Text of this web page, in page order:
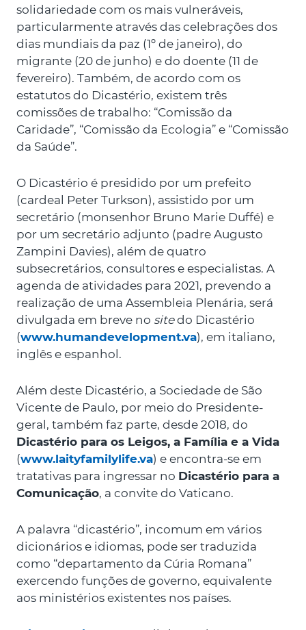
solidariedade com os mais vulneráveis,
particularmente através das celebrações dos
dias mundiais da paz (1º de janeiro), do
migrante (20 de junho) e do doente (11 de
fevereiro). Também, de acordo com os
estatutos do Dicastério, existem três
comissões de trabalho: “Comissão da
Caridade”, “Comissão da Ecologia” e “Comissão
da Saúde”.
O Dicastério é presidido por um prefeito
(cardeal Peter Turkson), assistido por um
secretário (monsenhor Bruno Marie Duffé) e
por um secretário adjunto (padre Augusto
Zampini Davies), além de quatro
subsecretários, consultores e especialistas. A
agenda de atividades para 2021, prevendo a
realização de uma Assembleia Plenária, será
divulgada em breve no sitedo Dicastério
(www.humandevelopment.va), em italiano,
inglês e espanhol.
Além deste Dicastério, a Sociedade de São
Vicente de Paulo, por meio do Presidente-
geral, também faz parte, desde 2018, do
Dicastério para os Leigos, a Família e a Vida
(www.laityfamilylife.va) e encontra-se em
tratativas para ingressar no Dicastério para a
Comunicação, a convite do Vaticano.
A palavra “dicastério”, incomum em vários
dicionários e idiomas, pode ser traduzida
como “departamento da Cúria Romana”
exercendo funções de governo, equivalente
aos ministérios existentes nos países.